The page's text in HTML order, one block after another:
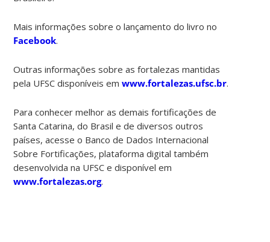
Mais informações sobre o lançamento do livro no
Facebook.
Outras informações sobre as fortalezas mantidas
pela UFSC disponíveis emwww.fortalezas.ufsc.br.
Para conhecer melhor as demais fortificações de
Santa Catarina, do Brasil e de diversos outros
países, acesse o Banco de Dados Internacional
Sobre Fortificações, plataforma digital também
desenvolvida na UFSC e disponível em
www.fortalezas.org.